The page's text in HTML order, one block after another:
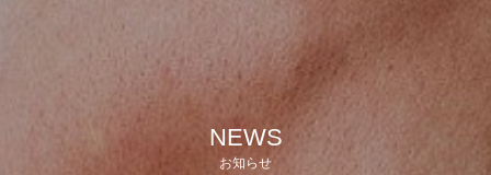
NEWS
お知らせ